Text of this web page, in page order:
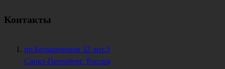
Контакты
пр.Большевиков 32 лит.З
Санкт-Петербург, Россия